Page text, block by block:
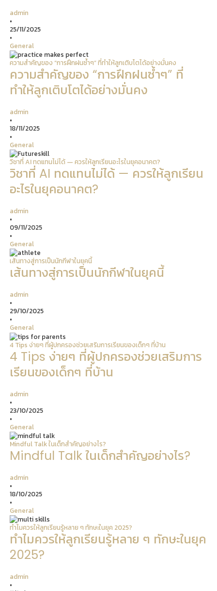
admin
•
25/11/2025
•
General
ความสำคัญของ “การฝึกฝนซ้ำๆ” ที่ทำให้ลูกเติบโตได้อย่างมั่นคง
ความสำคัญของ “การฝึกฝนซ้ำๆ” ที่
ทำให้ลูกเติบโตได้อย่างมั่นคง
admin
•
18/11/2025
•
General
วิชาที่ AI ทดแทนไม่ได้ — ควรให้ลูกเรียนอะไรในยุคอนาคต?
วิชาที่ AI ทดแทนไม่ได้ — ควรให้ลูกเรียน
อะไรในยุคอนาคต?
admin
•
09/11/2025
•
General
เส้นทางสู่การเป็นนักกีฬาในยุคนี้
เส้นทางสู่การเป็นนักกีฬาในยุคนี้
admin
•
29/10/2025
•
General
4 Tips ง่ายๆ ที่ผู้ปกครองช่วยเสริมการเรียนของเด็กๆ ที่บ้าน
4 Tips ง่ายๆ ที่ผู้ปกครองช่วยเสริมการ
เรียนของเด็กๆ ที่บ้าน
admin
•
23/10/2025
•
General
Mindful Talk ในเด็กสำคัญอย่างไร?
Mindful Talk ในเด็กสำคัญอย่างไร?
admin
•
18/10/2025
•
General
ทำไมควรให้ลูกเรียนรู้หลาย ๆ ทักษะในยุค 2025?
ทำไมควรให้ลูกเรียนรู้หลาย ๆ ทักษะในยุค
2025?
admin
•